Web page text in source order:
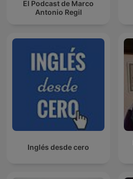
El Podcast de Marco
Antonio Regil
Inglés desde cero